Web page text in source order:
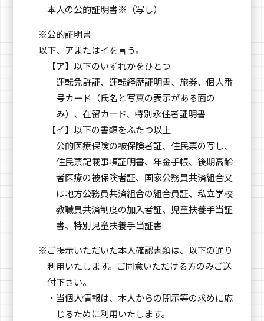
本人の公的証明書※（写し）
※公的証明書
以下、アまたはイを言う。
【ア】以下のいずれかをひとつ
運転免許証、運転経歴証明書、旅券、個人番
号カード（氏名と写真の表示がある面の
み）、在留カード、特別永住者証明書
【イ】以下の書類をふたつ以上
公的医療保険の被保険者証、住民票の写し、
住民票記載事項証明書、年金手帳、後期高齢
者医療の被保険者証、国家公務員共済組合又
は地方公務員共済組合の組合員証、私立学校
教職員共済制度の加入者証、児童扶養手当証
書、特別児童扶養手当証書
※ご提示いただいた本人確認書類は、以下の通り
利用いたします。ご同意いただける方のみご送
付下さい。
・当個人情報は、本人からの開示等の求めに応
じるために利用いたします。